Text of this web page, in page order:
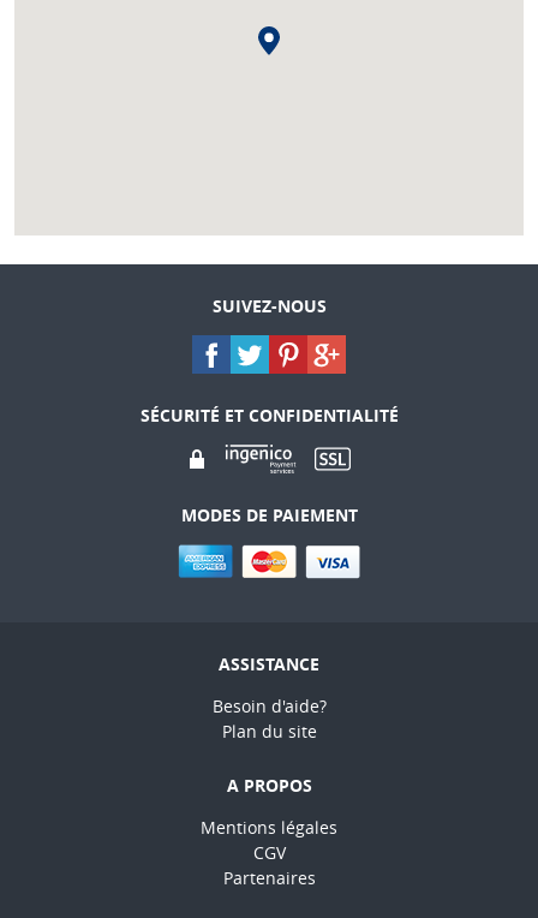
SUIVEZ-NOUS
SÉCURITÉ ET CONFIDENTIALITÉ
MODES DE PAIEMENT
ASSISTANCE
Besoin d'aide?
Plan du site
A PROPOS
Mentions légales
CGV
Partenaires